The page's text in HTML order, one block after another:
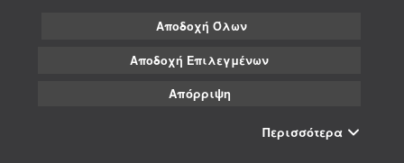
Αποδοχή Όλων
Αποδοχή Επιλεγμένων
Απόρριψη
Περισσότερα